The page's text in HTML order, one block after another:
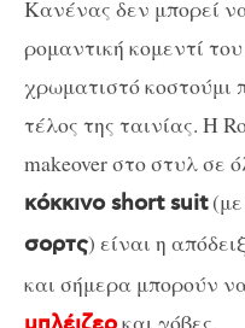
Κανένας δεν μπορεί
ρομαντική κομεντί
χρωματιστό κοστούμι
τέλος της ταινίας. Η
makeover στο στυλ σε
κόκκινο short suit(με
σορτς) είναι η
και σήμερα μπορούν
και γόβες.